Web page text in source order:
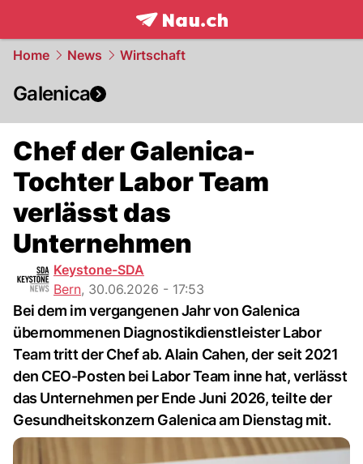
frontpage.NAU.ch
Home News Wirtschaft
Galenica
Chef der Galenica-
Tochter Labor Team
verlässt das
Unternehmen
Keystone-SDA
Bern, 30.06.2026 - 17:53
Bei dem im vergangenen Jahr von Galenica
übernommenen Diagnostikdienstleister Labor
Team tritt der Chef ab. Alain Cahen, der seit 2021
den CEO-Posten bei Labor Team inne hat, verlässt
das Unternehmen per Ende Juni 2026, teilte der
Gesundheitskonzern Galenica am Dienstag mit.